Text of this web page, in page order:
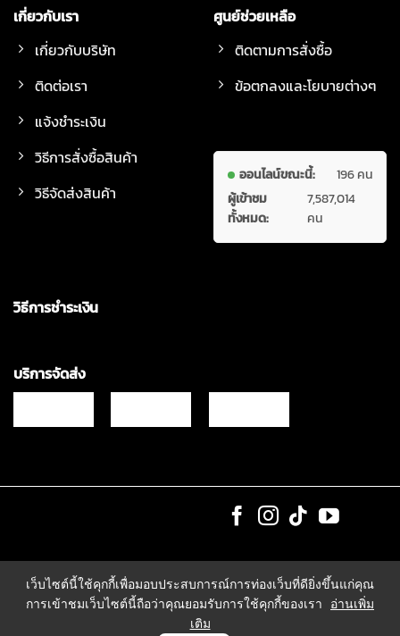
เกี่ยวกับเรา
เกี่ยวกับบริษัท
ติดต่อเรา
แจ้งชำระเงิน
วิธีการสั่งซื้อสินค้า
วิธีจัดส่งสินค้า
ศูนย์ช่วยเหลือ
ติดตามการสั่งซื้อ
ข้อตกลงและโยบายต่างๆ
ออนไลน์ขณะนี้:
196 คน
ผู้เข้าชม
ทั้งหมด:
7,587,014
คน
วิธีการชำระเงิน
บริการจัดส่ง
เว็บไซต์นี้ใช้คุกกี้เพื่อมอบประสบการณ์การท่องเว็บที่ดียิ่งขึ้นแก่คุณ
การเข้าชมเว็บไซต์นี้ถือว่าคุณยอมรับการใช้คุกกี้ของเรา
อ่านเพิ่ม
เติม